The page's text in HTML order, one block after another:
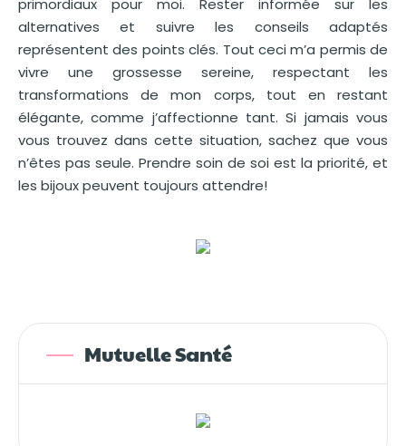
primordiaux pour moi. Rester informée sur les
alternatives et suivre les conseils adaptés
représentent des points clés. Tout ceci m’a permis de
vivre une grossesse sereine, respectant les
transformations de mon corps, tout en restant
élégante, comme j’affectionne tant. Si jamais vous
vous trouvez dans cette situation, sachez que vous
n’êtes pas seule. Prendre soin de soi est la priorité, et
les bijoux peuvent toujours attendre!
Mutuelle Santé